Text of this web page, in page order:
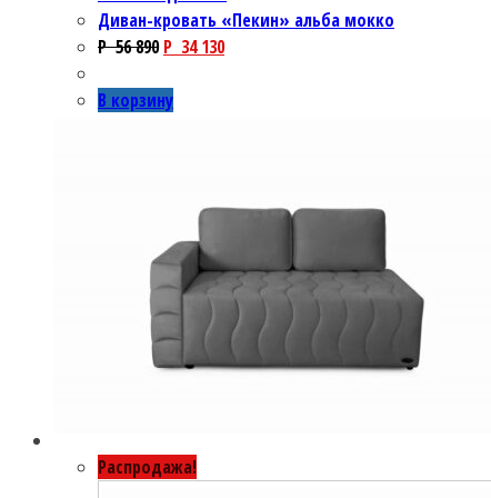
Диван-кровать «Пекин» альба мокко
P56 890 P 34 130
В корзину
Распродажа!